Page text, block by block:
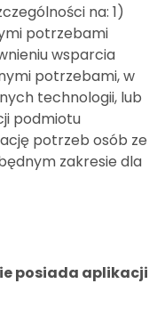
na: 1)
potrzebami
wsparcia
potrzebami, w
technologii, lub
podmiotu
potrzeb osób ze
zakresie dla
posiada aplikacji